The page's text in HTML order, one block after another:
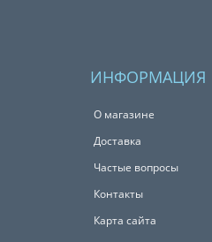
ИНФОРМАЦИЯ
О магазине
Доставка
Частые вопросы
Контакты
Карта сайта